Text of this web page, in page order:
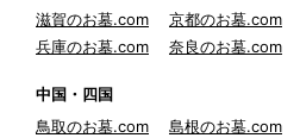
滋賀のお墓.com
京都のお墓.com
兵庫のお墓.com
奈良のお墓.com
中国・四国
鳥取のお墓.com
島根のお墓.com